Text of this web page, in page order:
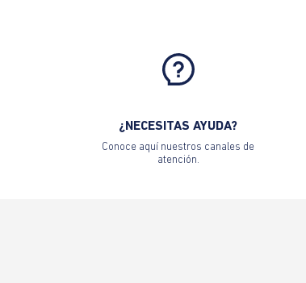
¿NECESITAS AYUDA?
Conoce aquí nuestros canales de
atención.